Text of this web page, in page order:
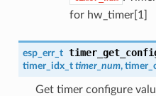
for hw_timer[1]
esp_err_t
timer_idx_t timer_num,
Get timer configure